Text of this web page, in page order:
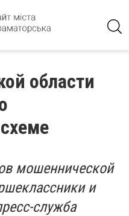
области
мошеннической
и
служба